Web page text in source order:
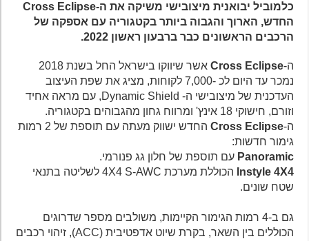
כלמוביל יבואנית מיצובישי משיקה את ה-Cross Eclipse
החדש, הארוך והגבוה ביותר בקטגוריה עם אספקה של
הרכבים הראשונים כבר ברבעון ראשון 2022.
Cross Eclipse
אשר שיווקו בישראל החל בשנת 2018
נמכר עד היום לכ -7,000 לקוחות, מציג את שפת העיצוב
העדכנית של מיצובישי ה- Dynamic Shield, עם מראה אחיד
וזורם, חישוקי 18 אינץ' ומרווח גחון מהגבוהים בקטגוריה.
Cross Eclipse
החדש ישווק מעתה עם תוספת של 2 רמות
גימור חדשות:
Panoramicעם תוספת של חלון גג פנורמי.
Instyle 4X4
הכוללת מערכת 4X4 S-AWC לשליטה בתנאי
שטח שונים.
גם ב-4 רמות הגימור הקיימות, משולבים מספר שדרוגים
הכוללים בין השאר, בקרת שיוט אדפטיבית (ACC), זיהוי רכבים